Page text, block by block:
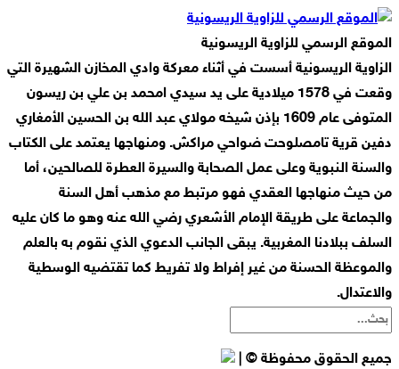
الموقع الرسمي للزاوية الريسونية
الزاوية الريسونية أسست في أثناء معركة وادي المخازن الشهيرة التي
وقعت في 1578 ميلادية على يد سيدي امحمد بن علي بن ريسون
المتوفى عام 1609 بإذن شيخه مولاي عبد الله بن الحسين الأمغاري
دفين قرية تامصلوحت ضواحي مراكش. ومنهاجها يعتمد على الكتاب
والسنة النبوية وعلى عمل الصحابة والسيرة العطرة للصالحين، أما
من حيث منهاجها العقدي فهو مرتبط مع مذهب أهل السنة
والجماعة على طريقة الإمام الأشعري رضي الله عنه وهو ما كان عليه
السلف ببلادنا المغربية. يبقى الجانب الدعوي الذي نقوم به بالعلم
والموعظة الحسنة من غير إفراط ولا تفريط كما تقتضيه الوسطية
والاعتدال.
جميع الحقوق محفوظة © |